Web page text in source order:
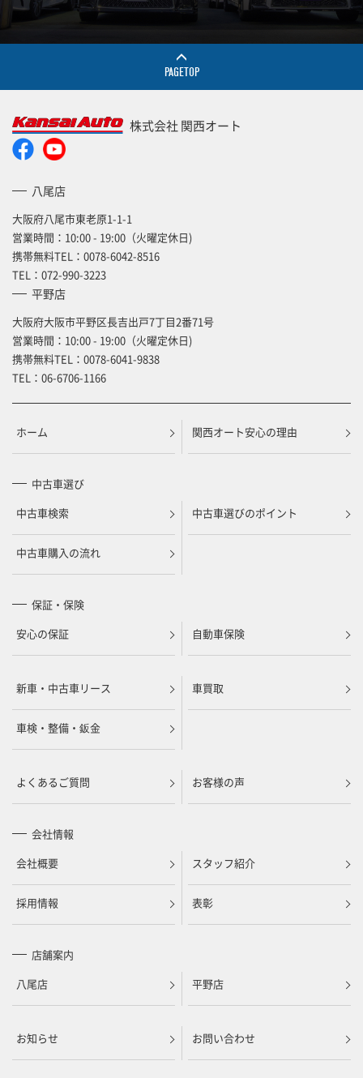
PAGETOP
株式会社 関西オート
八尾店
大阪府八尾市東老原1-1-1
営業時間：10:00 - 19:00（火曜定休日)
携帯無料TEL： 0078-6042-8516
TEL： 072-990-3223
平野店
大阪府大阪市平野区長吉出戸7丁目2番71号
営業時間：10:00 - 19:00（火曜定休日)
携帯無料TEL： 0078-6041-9838
TEL： 06-6706-1166
ホーム 関西オート安心の理由
中古車選び
中古車検索
中古車選びのポイント
中古車購入の流れ
保証・保険
安心の保証
自動車保険
新車・中古車リース 車買取
車検・整備・鈑金
よくあるご質問 お客様の声
会社情報
会社概要
スタッフ紹介
採用情報 表彰
店舗案内
八尾店
平野店
お知らせ お問い合わせ